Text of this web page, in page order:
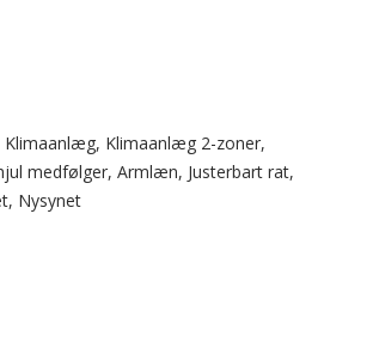
Klimaanlæg, Klimaanlæg 2-zoner,
medfølger, Armlæn, Justerbart rat,
Nysynet